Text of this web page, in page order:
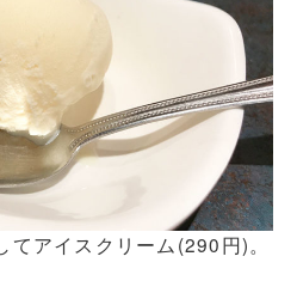
アイスクリーム(290円)。